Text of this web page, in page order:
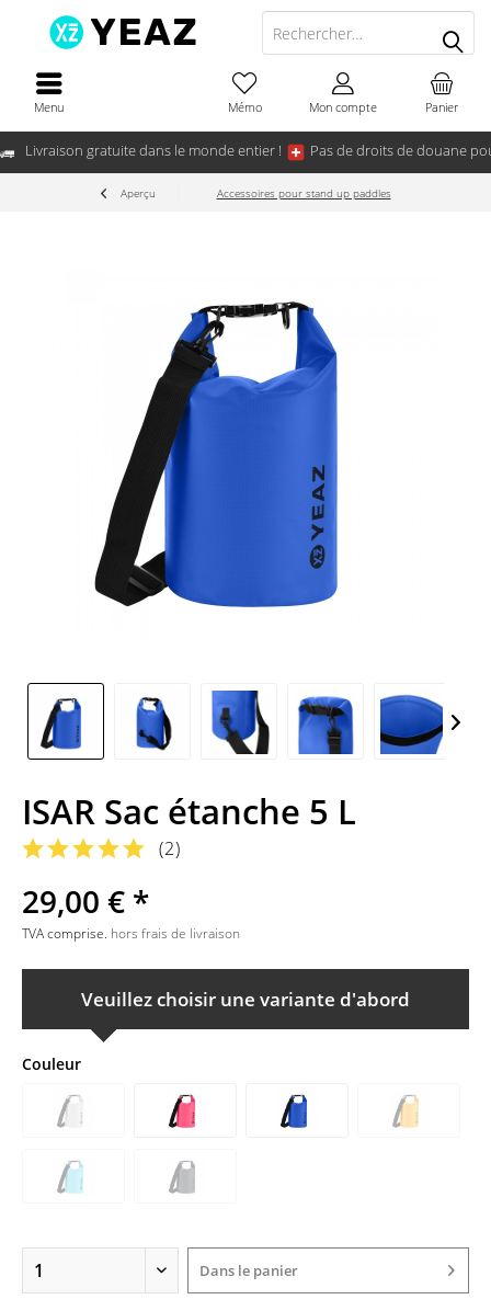
Livraison gratuite dans le monde entier ! Pas de droits de douane
Menu Panier
Mémo Mon compte
Aperçu Accessoires pour stand up paddles
ISAR Sac étanche 5 L
(2)
29,00 € *
TVA comprise. hors frais de livraison
Veuillez choisir une variante d'abord
Couleur
Dans le panier